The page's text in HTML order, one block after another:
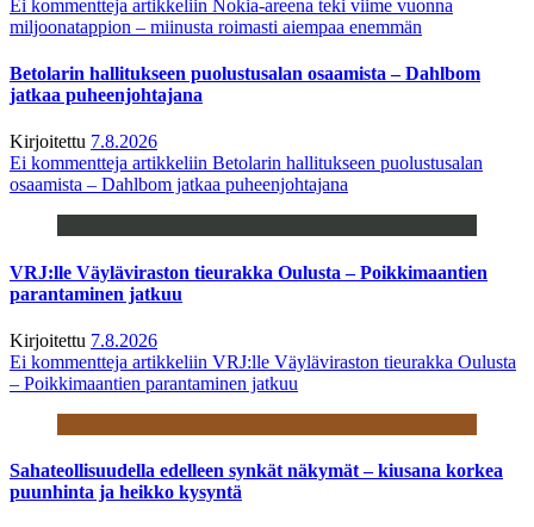
Ei kommentteja artikkeliin Nokia-areena teki viime vuonna
miljoonatappion – miinusta roimasti aiempaa enemmän
Betolarin hallitukseen puolustusalan osaamista – Dahlbom
jatkaa puheenjohtajana
Kirjoitettu 7.8.2026
Ei kommentteja artikkeliin Betolarin hallitukseen puolustusalan
osaamista – Dahlbom jatkaa puheenjohtajana
VRJ:lle Väyläviraston tieurakka Oulusta – Poikkimaantien
parantaminen jatkuu
Kirjoitettu 7.8.2026
Ei kommentteja artikkeliin VRJ:lle Väyläviraston tieurakka Oulusta
– Poikkimaantien parantaminen jatkuu
Sahateollisuudella edelleen synkät näkymät – kiusana korkea
puunhinta ja heikko kysyntä